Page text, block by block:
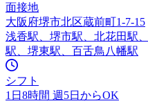
面接地
大阪府堺市北区蔵前町1-7-15
浅香駅、堺市駅、北花田駅
駅、堺東駅、百舌鳥八幡駅
シフト
1日8時間 週5日からOK